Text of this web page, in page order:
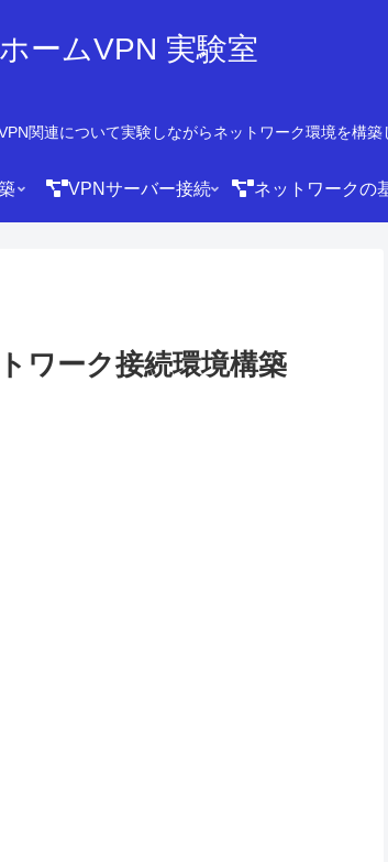
ホームVPN 実験室
関連について実験しながらネットワーク環境を構築
VPNサーバー接続 ネットワークの
ワーク接続環境構築